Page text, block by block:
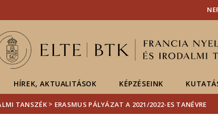
HÍREK, AKTUALITÁSOK KÉPZÉSEINK
TANSZÉK > ERASMUS PÁLYÁZAT A 2021/2022-ES TANÉVRE